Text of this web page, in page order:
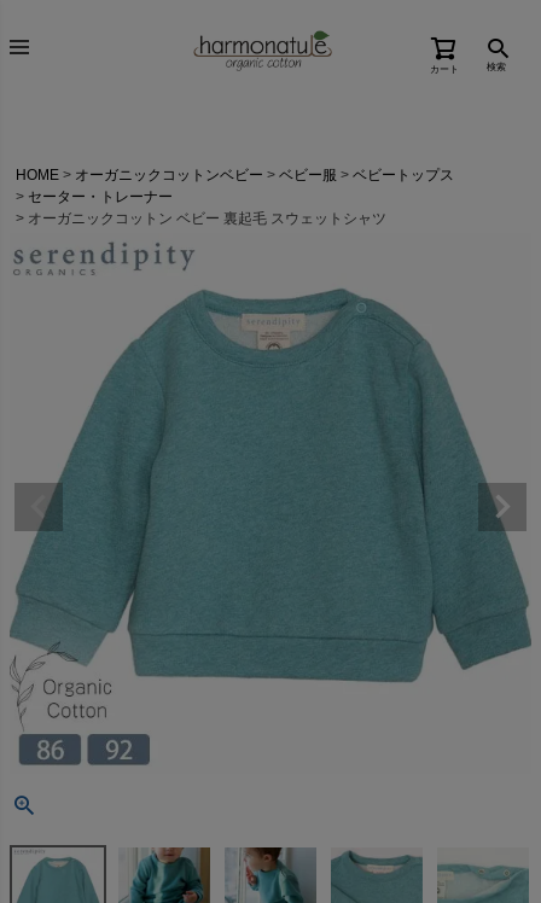
カート 検索
HOME オーガニックコットンベビー ベビー服
ベビートップス
セーター・トレーナー
オーガニックコットン ベビー 裏起毛 スウェットシャツ